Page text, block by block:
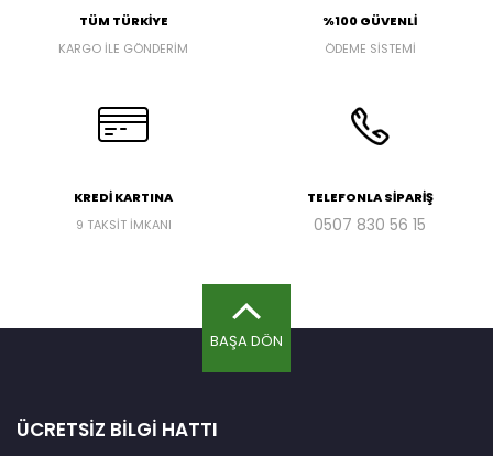
TÜM TÜRKİYE
KARGO İLE GÖNDERİM
%100 GÜVENLİ
ÖDEME SİSTEMİ
KREDİ KARTINA
9 TAKSİT İMKANI
TELEFONLA SİPARİŞ
0507 830 56 15
BAŞA DÖN
ÜCRETSİZ BİLGİ HATTI